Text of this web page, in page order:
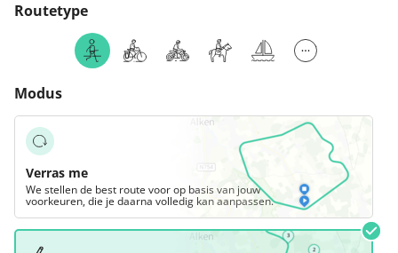
Routetype
Modus
Verras me
We stellen de best route voor op basis van jouw
voorkeuren, die je daarna volledig kan aanpassen.